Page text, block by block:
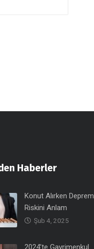
Haberler
Konut Alırken Deprem
Riskini Anlam
Şub 4, 2025
2024’te Gayrimenkul